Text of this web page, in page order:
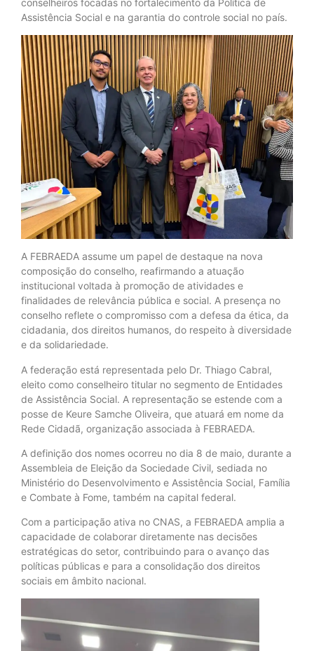
conselheiros focadas no fortalecimento da Política de
Assistência Social e na garantia do controle social no país.
A FEBRAEDA assume um papel de destaque na nova
composição do conselho, reafirmando a atuação
institucional voltada à promoção de atividades e
finalidades de relevância pública e social. A presença no
conselho reflete o compromisso com a defesa da ética, da
cidadania, dos direitos humanos, do respeito à diversidade
e da solidariedade.
A federação está representada pelo Dr. Thiago Cabral,
eleito como conselheiro titular no segmento de Entidades
de Assistência Social. A representação se estende com a
posse de Keure Samche Oliveira, que atuará em nome da
Rede Cidadã, organização associada à FEBRAEDA.
A definição dos nomes ocorreu no dia 8 de maio, durante a
Assembleia de Eleição da Sociedade Civil, sediada no
Ministério do Desenvolvimento e Assistência Social, Família
e Combate à Fome, também na capital federal.
Com a participação ativa no CNAS, a FEBRAEDA amplia a
capacidade de colaborar diretamente nas decisões
estratégicas do setor, contribuindo para o avanço das
políticas públicas e para a consolidação dos direitos
sociais em âmbito nacional.